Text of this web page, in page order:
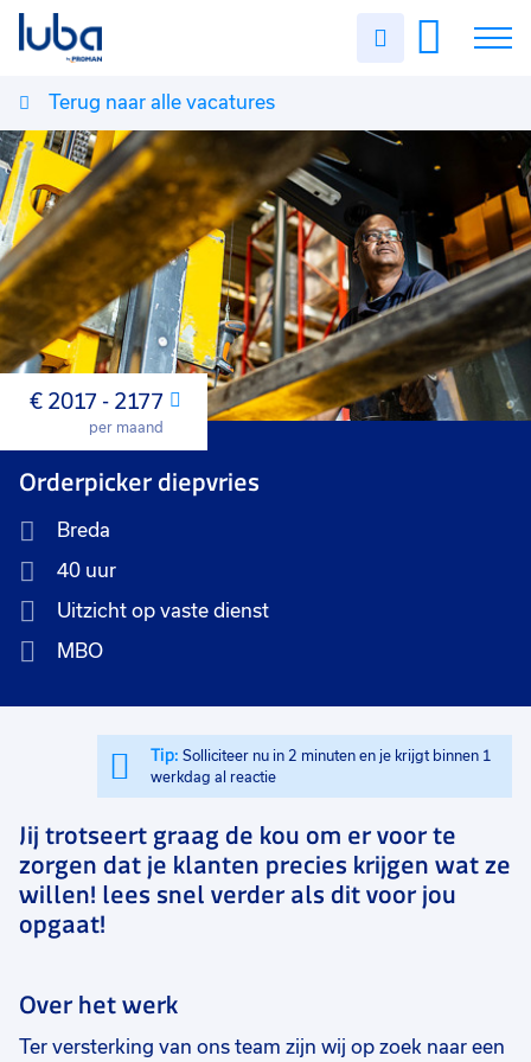
Uren
Vacatures
Over ons
Voor werkgevers
Contact
Terug naar alle vacatures
Maand
€ 2017 - 2177
per maand
Orderpicker diepvries
Breda
40 uur
Uitzicht op vaste dienst
MBO
Tip: Solliciteer nu in 2 minuten en je krijgt binnen 1
werkdag al reactie
Jij trotseert graag de kou om er voor te
zorgen dat je klanten precies krijgen wat ze
willen! lees snel verder als dit voor jou
opgaat!
Over het werk
Ter versterking van ons team zijn wij op zoek naar een